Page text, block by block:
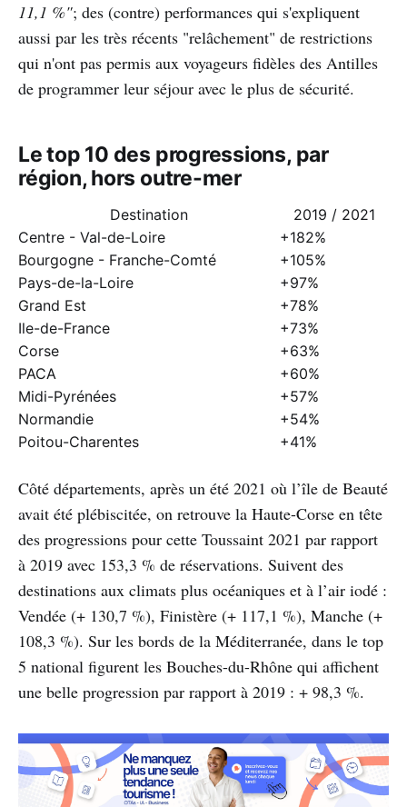
11,1 %"; des (contre) performances qui s'expliquent
aussi par les très récents "relâchement" de restrictions
qui n'ont pas permis aux voyageurs fidèles des Antilles
de programmer leur séjour avec le plus de sécurité.
Le top 10 des progressions, par
région, hors outre-mer
Destination
2019 / 2021
Centre - Val-de-Loire
+182%
Bourgogne - Franche-Comté
+105%
Pays-de-la-Loire
+97%
Grand Est
+78%
Ile-de-France
+73%
Corse
+63%
PACA
+60%
Midi-Pyrénées
+57%
Normandie
+54%
Poitou-Charentes
+41%
Côté départements, après un été 2021 où l’île de Beauté
avait été plébiscitée, on retrouve la Haute-Corse en tête
des progressions pour cette Toussaint 2021 par rapport
à 2019 avec 153,3 % de réservations. Suivent des
destinations aux climats plus océaniques et à l’air iodé :
Vendée (+ 130,7 %), Finistère (+ 117,1 %), Manche (+
108,3 %). Sur les bords de la Méditerranée, dans le top
5 national figurent les Bouches-du-Rhône qui affichent
une belle progression par rapport à 2019 : + 98,3 %.